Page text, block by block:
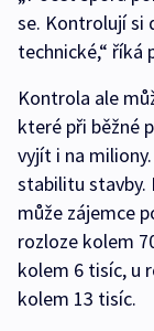
se. Kontrolují si
technické,“ říká
Kontrola ale
které při běžné
vyjít i na
stabilitu stavby.
může zájemce
rozloze kolem
kolem 6 tisíc, u
kolem 13 tisíc.